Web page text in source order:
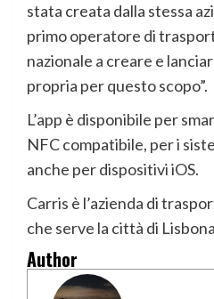
stata creata dalla stessa
primo operatore di
nazionale a creare e
propria per questo scopo”.
L’app è disponibile per
NFC compatibile, per i
anche per dispositivi iOS.
Carris è l’azienda di
che serve la città di
Author